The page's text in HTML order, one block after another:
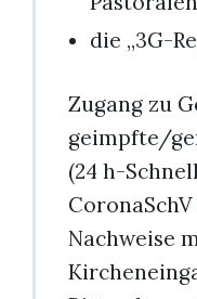
die „3G-
Zugang zu
geimpfte/
(24 h-
CoronaSchV
Nachweise